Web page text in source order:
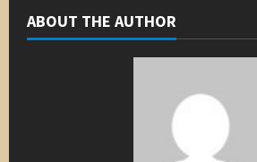
ABOUT THE AUTHOR